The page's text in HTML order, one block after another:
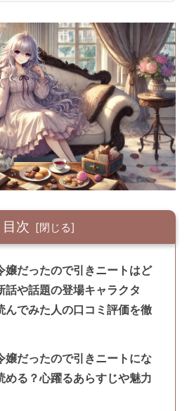
目次
嬢だったので引きニートはど
話や話題の登場キャラクタ
んでみた人の口コミ評価を徹
嬢だったので引きニートにな
める？心躍るあらすじや魅力